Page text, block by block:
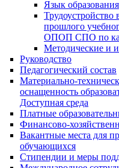
Язык образования
Трудоустройство
прошлого
ОПОП СПО по
Методические и
Руководство
Педагогический состав
Материально-
оснащенность
Доступная среда
Платные
Финансово-
Вакантные места для
обучающихся
Стипендии и меры